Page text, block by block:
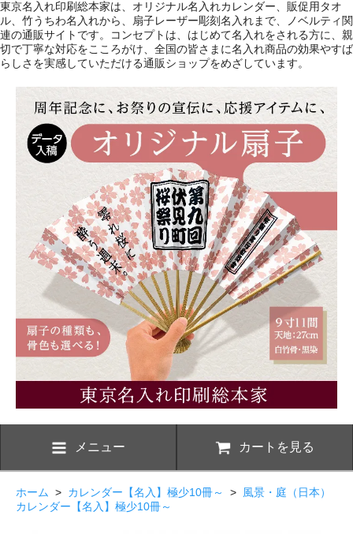
東京名入れ印刷総本家は、オリジナル名入れカレンダー、販促用タオ
ル、竹うちわ名入れから、扇子レーザー彫刻名入れまで、ノベルティ関
連の通販サイトです。コンセプトは、はじめて名入れをされる方に、親
切で丁寧な対応をこころがけ、全国の皆さまに名入れ商品の効果やすば
らしさを実感していただける通販ショップをめざしています。
メニュー カートを見る
ホーム > カレンダー【名入】極少10冊～ >
風景・庭（日本）
カレンダー【名入】極少10冊～